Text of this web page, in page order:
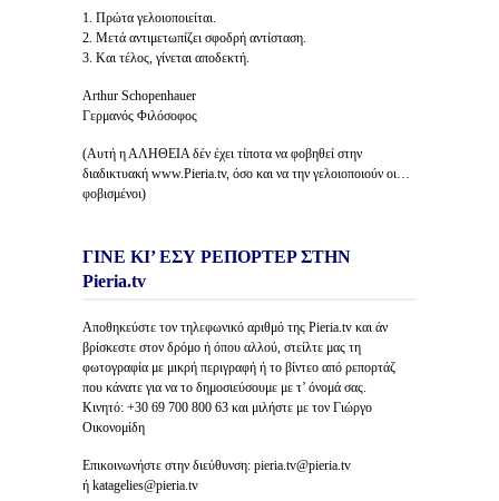
1. Πρώτα γελοιοποιείται.
2. Μετά αντιμετωπίζει σφοδρή αντίσταση.
3. Και τέλος, γίνεται αποδεκτή.
Arthur Schopenhauer
Γερμανός Φιλόσοφος
(Αυτή η ΑΛΗΘΕΙΑ δέν έχει τίποτα να φοβηθεί στην
διαδικτυακή www.Pieria.tv, όσο και να την γελοιοποιούν οι…
φοβισμένοι)
ΓΙΝΕ ΚΙ’ ΕΣΥ ΡΕΠΟΡΤΕΡ ΣΤΗΝ
Pieria.tv
Αποθηκεύστε τον τηλεφωνικό αριθμό της Pieria.tv και άν
βρίσκεστε στον δρόμο ή όπου αλλού, στείλτε μας τη
φωτογραφία με μικρή περιγραφή ή το βίντεο από ρεπορτάζ
που κάνατε για να το δημοσιεύσουμε με τ’ όνομά σας.
Κινητό: +30 69 700 800 63 και μιλήστε με τον Γιώργο
Οικονομίδη
Επικοινωνήστε στην διεύθυνση: pieria.tv@pieria.tv
ή katagelies@pieria.tv